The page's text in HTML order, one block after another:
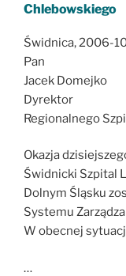
Chlebowskiego
Świdnica, 2006-
Pan
Jacek Domejko
Dyrektor
Regionalnego
Okazja
Świdnicki Szpital
Dolnym Śląsku
Systemu
W obecnej
…